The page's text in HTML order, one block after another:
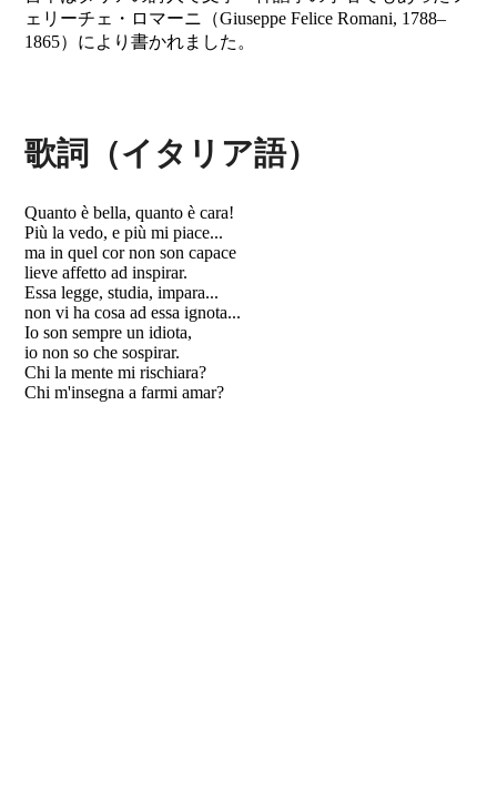
ェリーチェ・ロマーニ（Giuseppe Felice Romani, 1788–
1865）により書かれました。
歌詞（イタリア語）
Quanto è bella, quanto è cara!
Più la vedo, e più mi piace...
ma in quel cor non son capace
lieve affetto ad inspirar.
Essa legge, studia, impara...
non vi ha cosa ad essa ignota...
Io son sempre un idiota,
io non so che sospirar.
Chi la mente mi rischiara?
Chi m'insegna a farmi amar?